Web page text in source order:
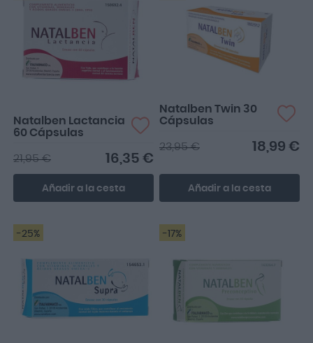
Eficas
Natalben Lactancia
60 Cápsulas
16,35 €
21,95 €
Añadir a la cesta
Natalben Twin 30
Cápsulas
18,99 €
23,95 €
Añadir a la cesta
-25%
Un 10, lo he usado todo el
embarazo y todo genial.
-17%